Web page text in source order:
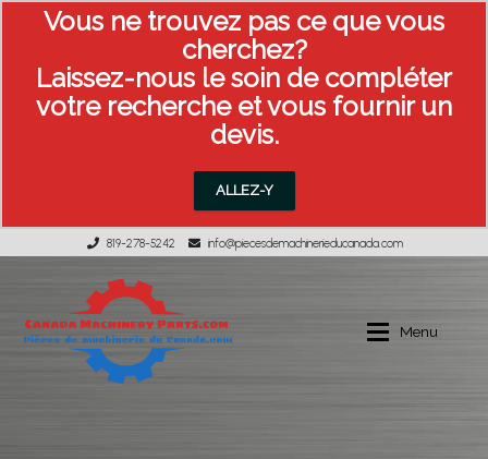
Vous ne trouvez pas ce que vous
cherchez?
Laissez-nous le soin de compléter
votre recherche et vous fournir un
devis.
ALLEZ-Y
819-278-5242 info@piecesdemachinerieducanada.com
la
navigation
contenu
Menu